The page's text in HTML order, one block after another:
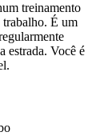
treinamento
trabalho. É um
estrada. Você é